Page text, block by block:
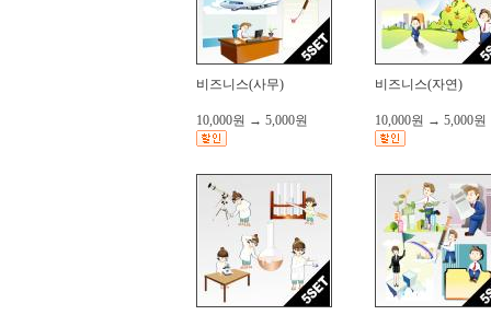
비즈니스(사무)
10,000원 → 5,000원
비즈니스(자연)
10,000원 → 5,000원